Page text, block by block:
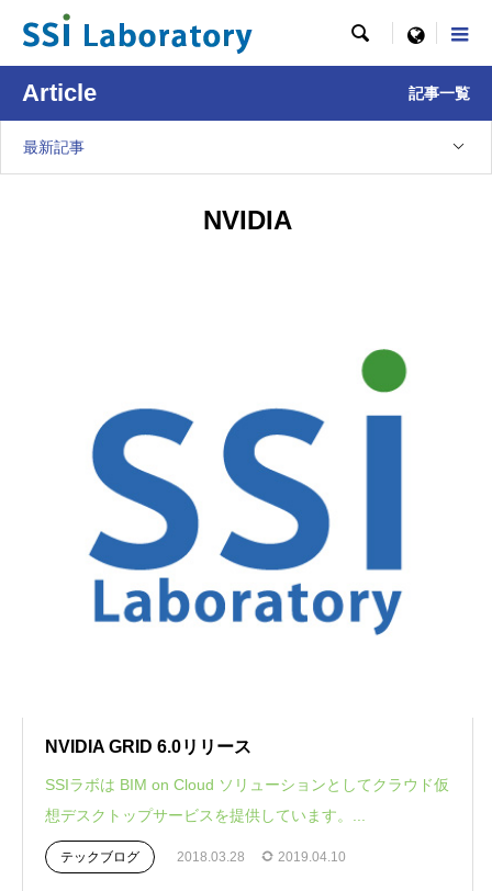
 menu
Article 記事一覧
最新記事
NVIDIA
NVIDIA GRID 6.0リリース
SSIラボは BIM on Cloud ソリューションとしてクラウド仮
想デスクトップサービスを提供しています。...
テックブログ 2018.03.28 2019.04.10